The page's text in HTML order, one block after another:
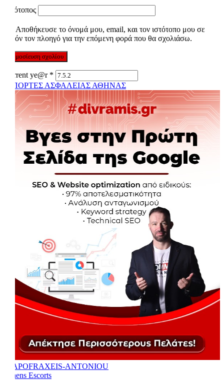
Ιστότοπος
Αποθήκευσε το όνομά μου, email, και τον ιστότοπο μου σε
αυτόν τον πλοηγό για την επόμενη φορά που θα σχολιάσω.
Current ye@r *
Athens Escorts